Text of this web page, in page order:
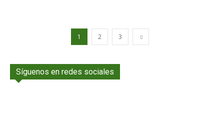
1 2 3
Síguenos en redes sociales